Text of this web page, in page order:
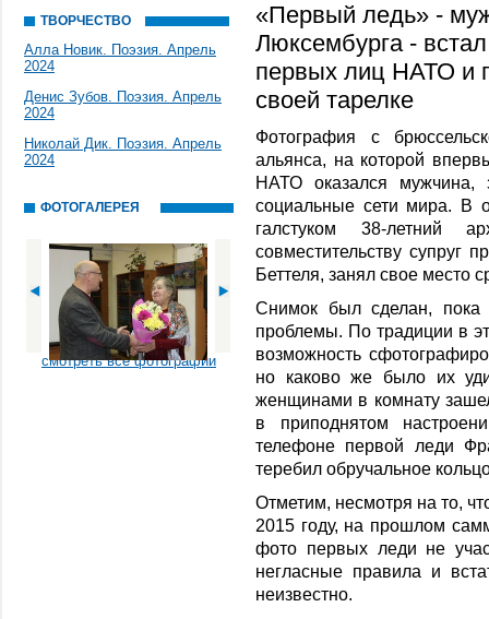
ТВОРЧЕСТВО
Алла Новик. Поэзия. Апрель
2024
Денис Зубов. Поэзия. Апрель
2024
Николай Дик. Поэзия. Апрель
2024
ФОТОГАЛЕРЕЯ
смотреть все фотографии
«Первый ледь» -
Люксембурга -
первых лиц НАТО и
своей тарелке
Фотография с
альянса, на которой
НАТО оказался мужчина,
социальные сети мира. В
галстуком 38-летний
совместительству супруг
Беттеля, занял свое место
Снимок был сделан, пока
проблемы. По традиции в
возможность
но каково же было их
женщинами в комнату
в приподнятом
телефоне первой леди
теребил обручальное
Отметим, несмотря на то,
2015 году, на прошлом
фото первых леди не
негласные правила и
неизвестно.